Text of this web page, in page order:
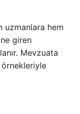
uzmanlara hem
giren
Mevzuata
örnekleriyle